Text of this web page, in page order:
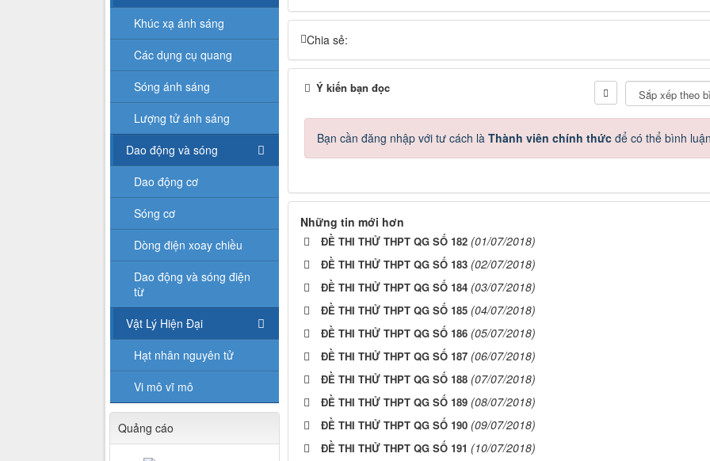
Chia sẻ:
Ý kiến bạn đọc
Bạn cần đăng nhập với tư cách là Thành viên chính thứcđể có thể bình
Những tin mới hơn
ĐỀ THI THỬ THPT QG SỐ 182 (01/07/2018)
ĐỀ THI THỬ THPT QG SỐ 183 (02/07/2018)
ĐỀ THI THỬ THPT QG SỐ 184 (03/07/2018)
ĐỀ THI THỬ THPT QG SỐ 185 (04/07/2018)
ĐỀ THI THỬ THPT QG SỐ 186 (05/07/2018)
ĐỀ THI THỬ THPT QG SỐ 187 (06/07/2018)
ĐỀ THI THỬ THPT QG SỐ 188 (07/07/2018)
ĐỀ THI THỬ THPT QG SỐ 189 (08/07/2018)
ĐỀ THI THỬ THPT QG SỐ 190 (09/07/2018)
ĐỀ THI THỬ THPT QG SỐ 191 (10/07/2018)
Khúc xạ ánh sáng
Các dụng cụ quang
Sóng ánh sáng
Lượng tử ánh sáng
Dao động và sóng
Dao động cơ
Sóng cơ
Dòng điện xoay chiều
Dao động và sóng điện
từ
Vật Lý Hiện Đại
Hạt nhân nguyên tử
Vi mô vĩ mô
Quảng cáo